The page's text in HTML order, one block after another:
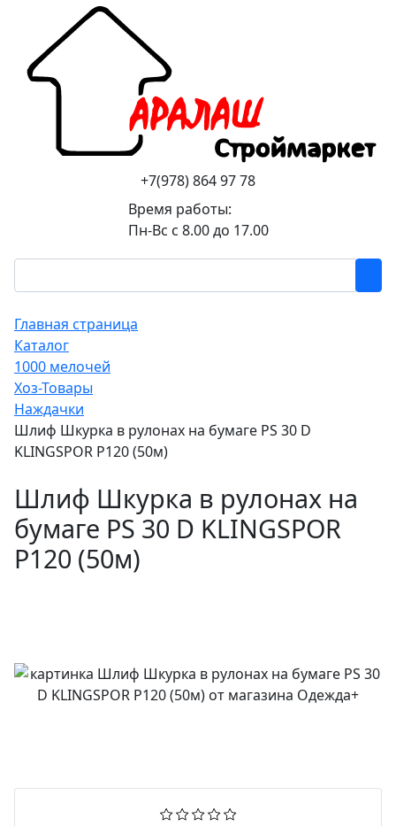
+7(978) 864 97 78
Время работы:
Пн-Вс с 8.00 до 17.00
Главная страница
Каталог
1000 мелочей
Хоз-Товары
Наждачки
Шлиф Шкурка в рулонах на бумаге PS 30 D
KLINGSPOR P120 (50м)
Шлиф Шкурка в рулонах на
бумаге PS 30 D KLINGSPOR
P120 (50м)